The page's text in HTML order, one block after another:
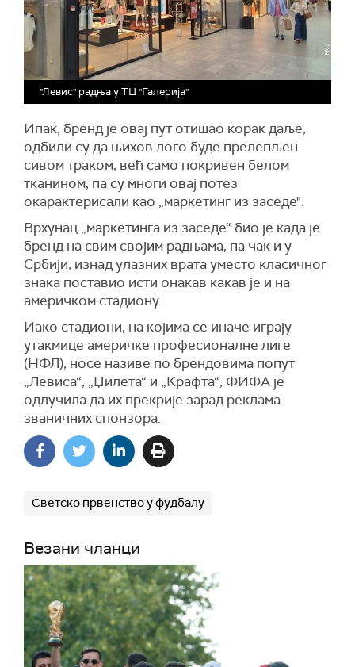
"Левис" радња у ТЦ "Галерија"
Ипак, бренд је овај пут отишао корак даље,
одбили су да њихов лого буде прелепљен
сивом траком, већ само покривен белом
тканином, па су многи овај потез
окарактерисали као „маркетинг из заседе".
Врхунац „маркетинга из заседе“ био је када је
бренд на свим својим радњама, па чак и у
Србији, изнад улазних врата уместо класичног
знака поставио исти онакав какав је и на
америчком стадиону.
Иако стадиони, на којима се иначе играју
утакмице америчке професионалне лиге
(НФЛ), носе називе по брендовима попут
„Левиса“, „Џилета“ и „Крафта“, ФИФА је
одлучила да их прекрије зарад реклама
званичних спонзора.
Светско првенство у фудбалу
Везани чланци